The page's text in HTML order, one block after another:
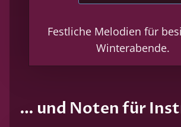
Festliche Melodien für
Winterabende.
… und Noten für